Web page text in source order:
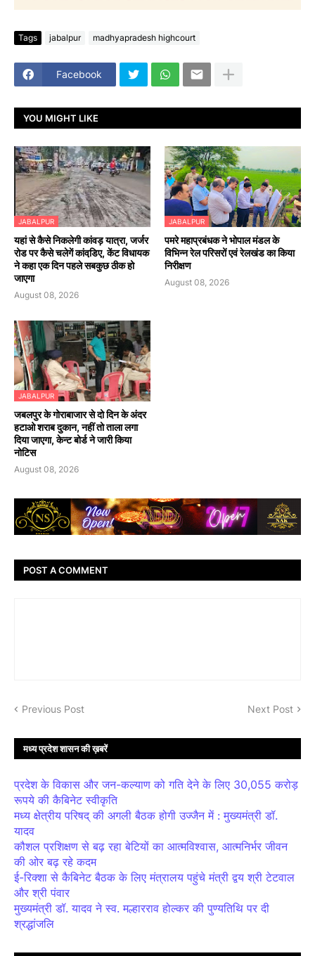
Tags jabalpur madhyapradesh highcourt
Facebook
YOU MIGHT LIKE
JABALPUR
यहां से कैसे निकलेगी कांवड़ यात्रा, जर्जर
रोड पर कैसे चलेगें कांवडि़ए, केंट विधायक
ने कहा एक दिन पहले सबकुछ ठीक हो
जाएगा
August 08, 2026
JABALPUR
पमरे महाप्रबंधक ने भोपाल मंडल के
विभिन्न रेल परिसरों एवं रेलखंड का किया
निरीक्षण
August 08, 2026
JABALPUR
जबलपुर के गोराबाजार से दो दिन के अंदर
हटाओ शराब दुकान, नहीं तो ताला लगा
दिया जाएगा, केन्ट बोर्ड ने जारी किया
नोटिस
August 08, 2026
POST A COMMENT
Previous Post Next Post
मध्य प्रदेश शासन की ख़बरें
प्रदेश के विकास और जन-कल्याण को गति देने के लिए 30,055 करोड़
रूपये की कैबिनेट स्वीकृति
मध्य क्षेत्रीय परिषद् की अगली बैठक होगी उज्जैन में : मुख्यमंत्री डॉ.
यादव
कौशल प्रशिक्षण से बढ़ रहा बेटियों का आत्मविश्वास, आत्मनिर्भर जीवन
की ओर बढ़ रहे कदम
ई-रिक्शा से कैबिनेट बैठक के लिए मंत्रालय पहुंचे मंत्री द्वय श्री टेटवाल
और श्री पंवार
मुख्यमंत्री डॉ. यादव ने स्व. मल्हारराव होल्कर की पुण्यतिथि पर दी
श्रद्धांजलि